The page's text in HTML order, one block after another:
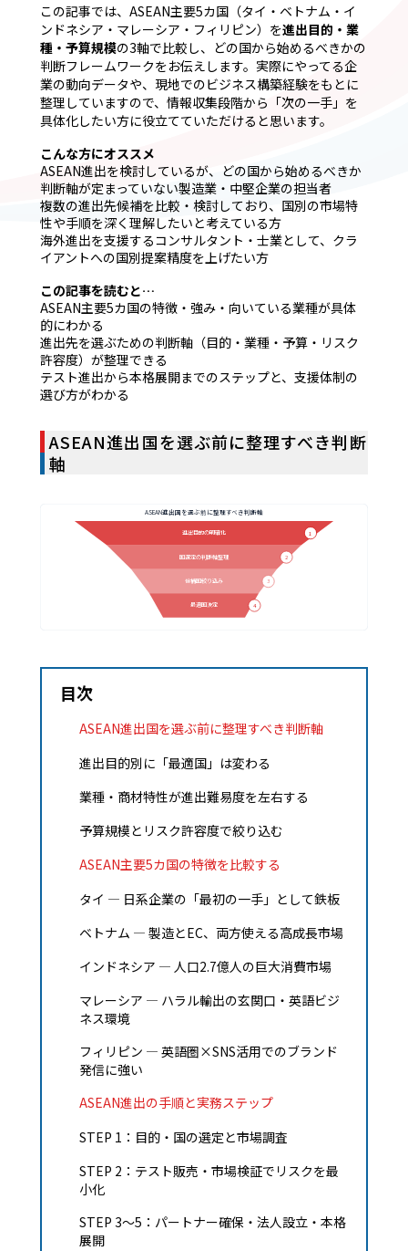
この記事では、ASEAN主要5カ国（タイ・ベトナム・イ
ンドネシア・マレーシア・フィリピン）を進出目的・業
種・予算規模の3軸で比較し、どの国から始めるべきかの
判断フレームワークをお伝えします。実際にやってる企
業の動向データや、現地でのビジネス構築経験をもとに
整理していますので、情報収集段階から「次の一手」を
具体化したい方に役立てていただけると思います。
こんな方にオススメ
ASEAN進出を検討しているが、どの国から始めるべきか
判断軸が定まっていない製造業・中堅企業の担当者
複数の進出先候補を比較・検討しており、国別の市場特
性や手順を深く理解したいと考えている方
海外進出を支援するコンサルタント・士業として、クラ
イアントへの国別提案精度を上げたい方
この記事を読むと…
ASEAN主要5カ国の特徴・強み・向いている業種が具体
的にわかる
進出先を選ぶための判断軸（目的・業種・予算・リスク
許容度）が整理できる
テスト進出から本格展開までのステップと、支援体制の
選び方がわかる
ASEAN進出国を選ぶ前に整理すべき判断
軸
ASEAN進出国を選ぶ前に整理すべき判断軸
進出目的の明確化 1
国選定の判断軸整理 2
候補国絞り込み 3
最適国決定 4
目次
ASEAN進出国を選ぶ前に整理すべき判断軸
進出目的別に「最適国」は変わる
業種・商材特性が進出難易度を左右する
予算規模とリスク許容度で絞り込む
ASEAN主要5カ国の特徴を比較する
タイ — 日系企業の「最初の一手」として鉄板
ベトナム — 製造とEC、両方使える高成長市場
インドネシア — 人口2.7億人の巨大消費市場
マレーシア — ハラル輸出の玄関口・英語ビジ
ネス環境
フィリピン — 英語圏×SNS活用でのブランド
発信に強い
ASEAN進出の手順と実務ステップ
STEP 1：目的・国の選定と市場調査
STEP 2：テスト販売・市場検証でリスクを最
小化
STEP 3〜5：パートナー確保・法人設立・本格
展開